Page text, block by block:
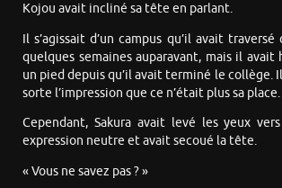
Kojou avait incliné sa tête en parlant.
Il s’agissait d’un campus qu’il avait
quelques semaines auparavant, mais il
un pied depuis qu’il avait terminé le collège.
sorte l’impression que ce n’était plus sa place.
Cependant, Sakura avait levé les yeux
expression neutre et avait secoué la tête.
« Vous ne savez pas ? »